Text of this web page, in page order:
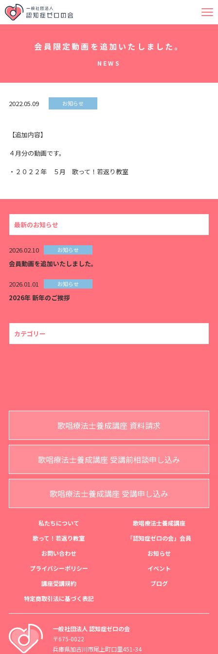
会員限定動画を追加いたしました。
NEWS
2022.05.09 お知らせ
【追加内容】
４月分の動画です。
・２０２２年 ５月 歌って！若返り教室
最新のお知らせ
2026.02.10 お知らせ
会員動画を追加いたしました。
2026.01.01 お知らせ
2026年 新年のご挨拶
カテゴリー
歌唱療法士養成講座 資料請求
歌唱療法士養成講座 受講前相談申し込み
歌唱療法士養成講座 受講申し込み
私たちについて
歌唱療法士養成講座
歌って！若返り教室
「認知症ゼロの会」会員
お問い合わせ
プライバシーポリシー
講座受講規約
特定商取引法に基づく表記
お知らせ
イベント
ブログ
一般社団法人 認知症ゼロの会
〒675-0022
兵庫県加古川市尾上町口里451-34